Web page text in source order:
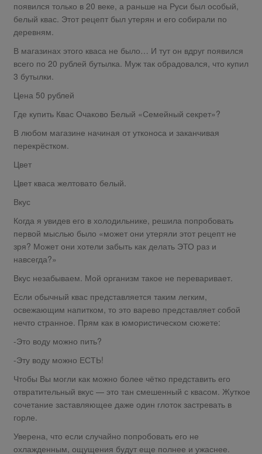
появился только в 20 веке, а раньше на Руси был особый,
белый квас. Этот рецепт был утерян и его собирали по
деревням.
В магазинах этого кваса не было… И тут он вдруг появился
всего по 20 рублей бутылка. Муж так обрадовался, что купил
3 бутылки.
Цена 50 рублей
Где купить Квас Очаково Белый «Семейный секрет»?
В любом магазине начиная от утконоса и заканчивая
перекрёстком.
Цвет
Цвет кваса желтовато белый.
Вкус
Когда я увидев его в холодильнике, решила попробовать
первой мыслью было «может они утеряли этот рецепт не
зря? Может они хотели забыть как делать ЭТО раз и
навсегда?»
Вкус незабываем. Мой организм такое не переваривает.
Если обычный квас представляется таким легким,
освежающим напитком, то это варево представляет собой
нечто странное. Прям как в юмористическом сюжете:
-Это воду можно пить?
-Эту воду можно ЕСТЬ!
Чтобы Вы могли как можно более чётко представить его
отвратительный вкус — это тан смешенный с квасом. Жуткое
сочетание заставляющее даже один глоток застревать в
горле.
Уверена, что если случайно попробовать его не
охлажденным, ощущения будут еще полнее и ужаснее.